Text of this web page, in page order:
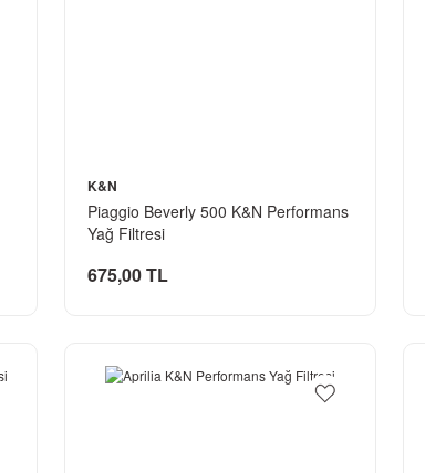
K&N
Piaggio Beverly 500 K&N Performans
Yağ Filtresi
675,00 TL